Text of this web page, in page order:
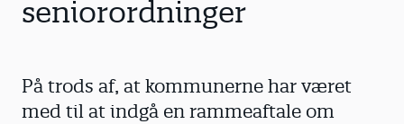
seniorordninger
På trods af, at kommunerne har været
med til at indgå en rammeaftale om